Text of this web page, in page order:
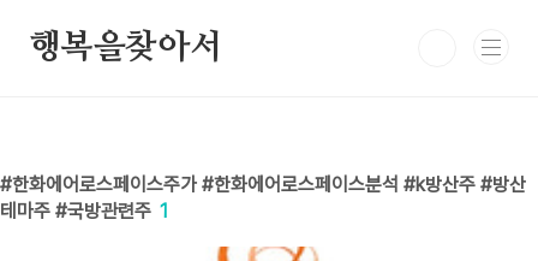
행복을찾아서
한화에어로스페이스주가 #한화에어로스페이스분석 #k방산주 #방산
테마주 #국방관련주 1